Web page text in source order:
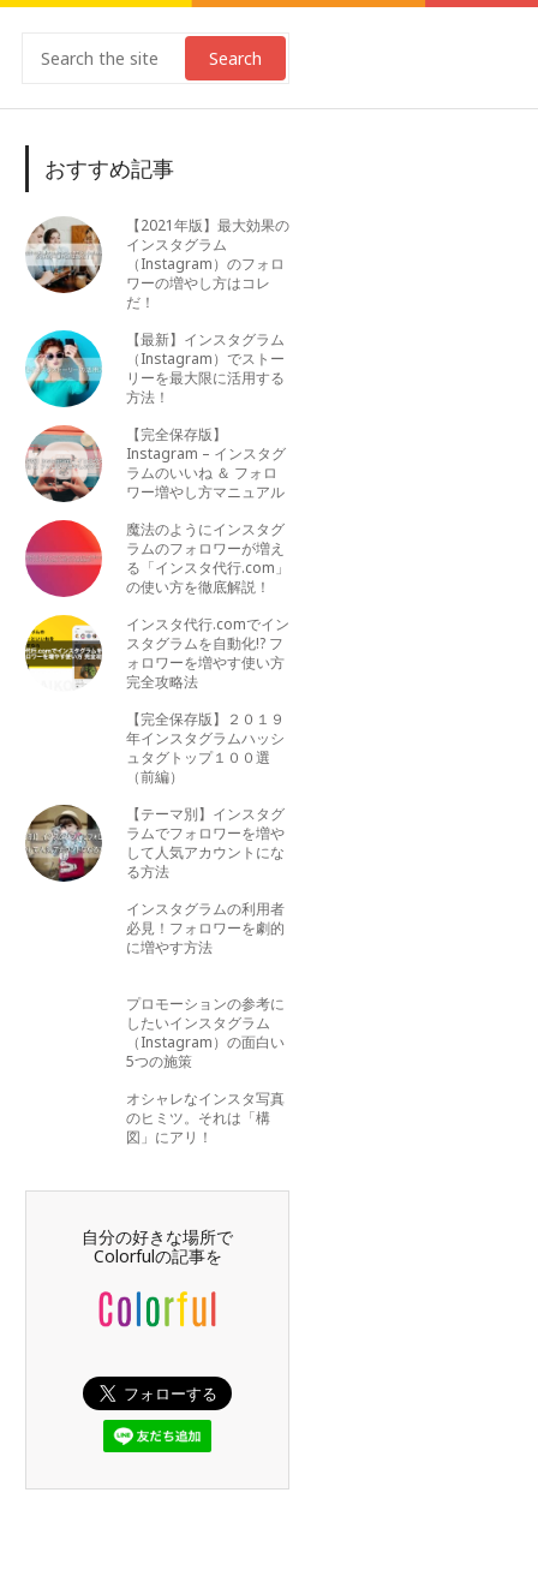
Search
おすすめ記事
【2021年版】最大効果の
インスタグラム
（Instagram）のフォロ
ワーの増やし方はコレ
だ！
【最新】インスタグラム
（Instagram）でストー
リーを最大限に活用する
方法！
【完全保存版】
Instagram – インスタグ
ラムのいいね ＆ フォロ
ワー増やし方マニュアル
魔法のようにインスタグ
ラムのフォロワーが増え
る「インスタ代行.com」
の使い方を徹底解説！
インスタ代行.comでイン
スタグラムを自動化!? フ
ォロワーを増やす使い方
完全攻略法
【完全保存版】２０１９
年インスタグラムハッシ
ュタグトップ１００選
（前編）
【テーマ別】インスタグ
ラムでフォロワーを増や
して人気アカウントにな
る方法
インスタグラムの利用者
必見！フォロワーを劇的
に増やす方法
プロモーションの参考に
したいインスタグラム
（Instagram）の面白い
5つの施策
オシャレなインスタ写真
のヒミツ。それは「構
図」にアリ！
自分の好きな場所で
Colorfulの記事を